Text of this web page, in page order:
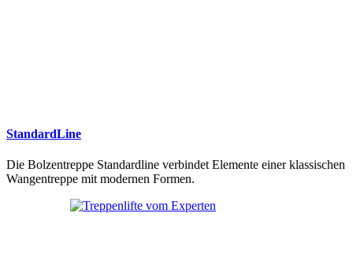
StandardLine
Die Bolzentreppe Standardline verbindet Elemente einer klassischen
Wangentreppe mit modernen Formen.